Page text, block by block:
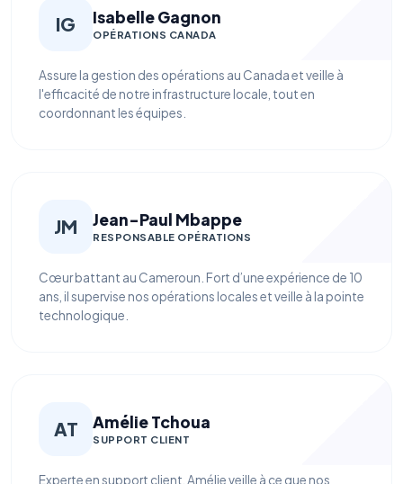
IG Isabelle Gagnon
OPÉRATIONS CANADA
Assure la gestion des opérations au Canada et veille à
l'efficacité de notre infrastructure locale, tout en
coordonnant les équipes.
JM Jean-Paul Mbappe
RESPONSABLE OPÉRATIONS
Cœur battant au Cameroun. Fort d’une expérience de 10
ans, il supervise nos opérations locales et veille à la pointe
technologique.
AT Amélie Tchoua
SUPPORT CLIENT
Experte en support client, Amélie veille à ce que nos